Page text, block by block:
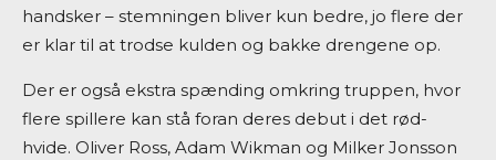
handsker – stemningen bliver kun bedre, jo flere der
er klar til at trodse kulden og bakke drengene op.
Der er også ekstra spænding omkring truppen, hvor
flere spillere kan stå foran deres debut i det rød-
hvide. Oliver Ross, Adam Wikman og Milker Jonsson